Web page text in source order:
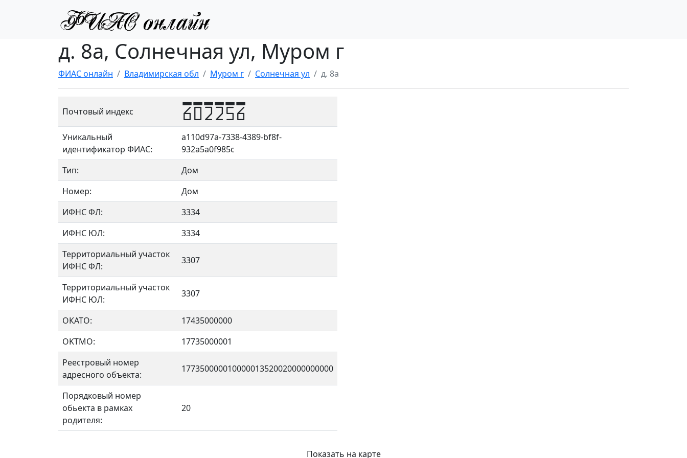
д. 8а, Солнечная ул, Муром г
ФИАС онлайн Владимирская обл Муром г Солнечная ул д. 8а
Почтовый индекс 602256
Уникальный
идентификатор ФИАС:
a110d97a-7338-4389-bf8f-
932a5a0f985c
Тип:
Дом
Номер:
Дом
ИФНС ФЛ:
3334
ИФНС ЮЛ:
3334
Территориальный участок
ИФНС ФЛ:
3307
Территориальный участок
ИФНС ЮЛ:
3307
ОКАТО:
17435000000
OKTMO:
17735000001
Реестровый номер
адресного объекта:
177350000010000013520020000000000
Порядковый номер
обьекта в рамках
родителя:
20
Показать на карте